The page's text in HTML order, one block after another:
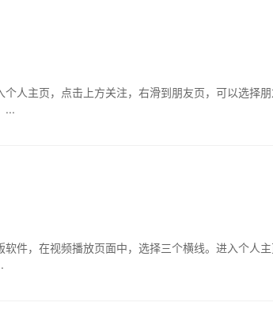
页，点击上方关注，右滑到朋友页，可以选择朋友进入
...
件，在视频播放页面中，选择三个横线。进入个人
...